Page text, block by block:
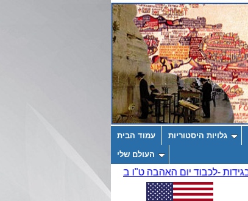
עמוד הבית גלויות היסטוריות
העולם שלי